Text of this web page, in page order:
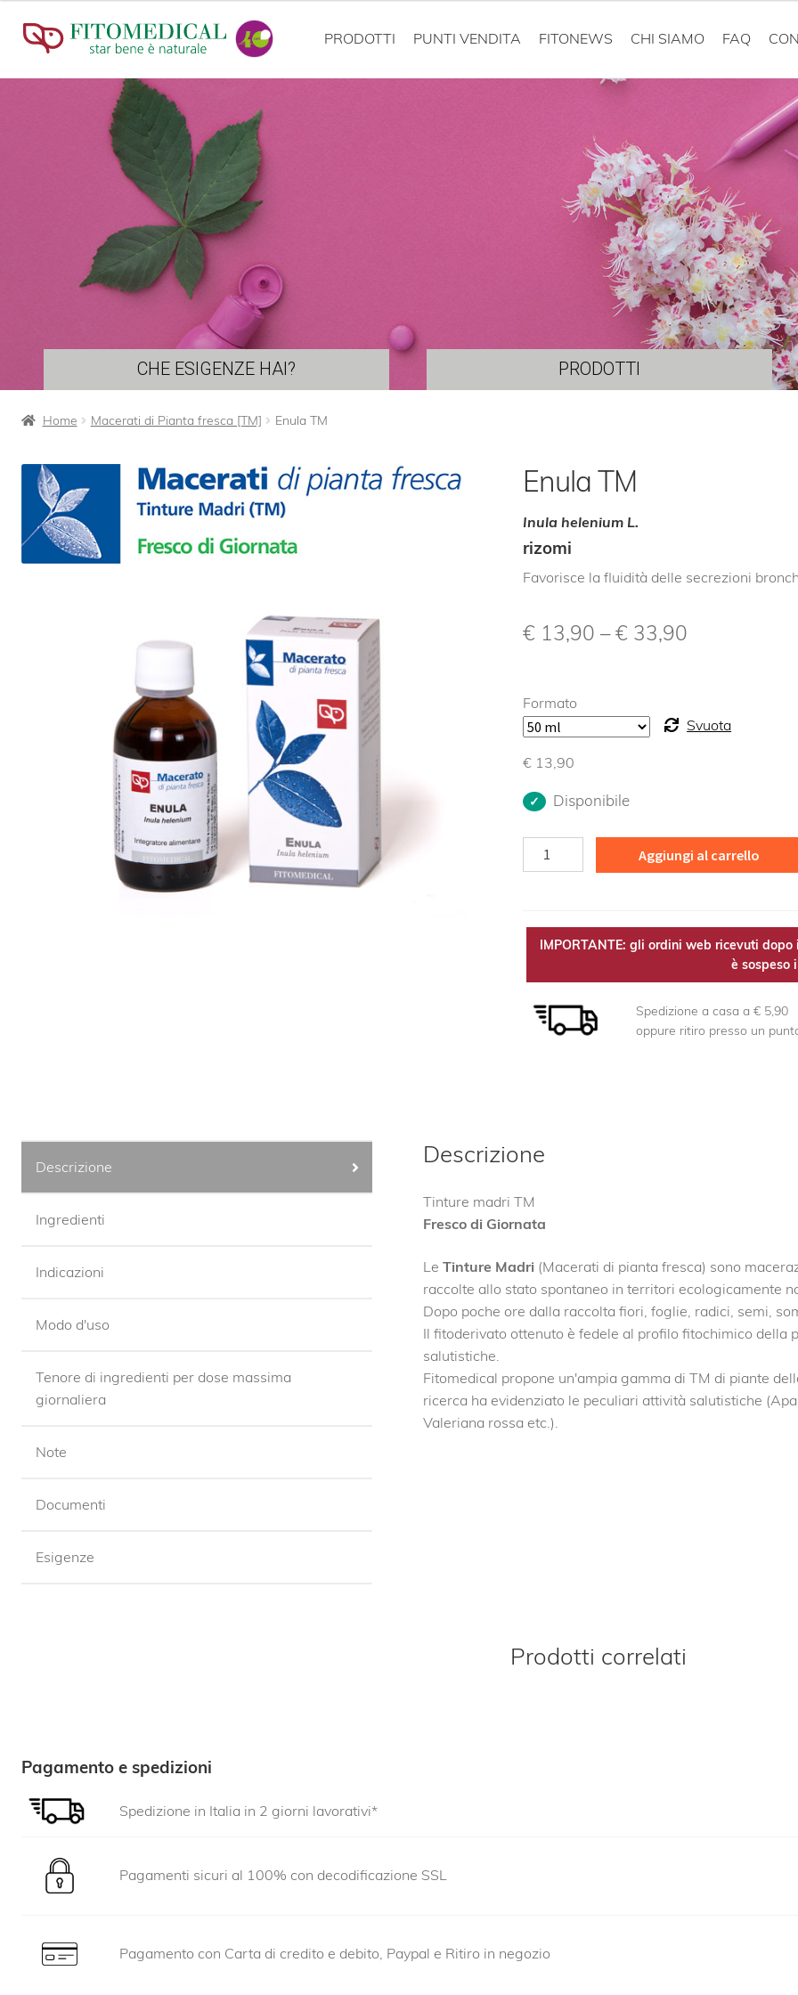
PRODOTTI PUNTI VENDITA FITONEWS CHI SIAMO FAQ
CHE ESIGENZE HAI? PRODOTTI
Home Macerati di Pianta fresca [TM] Enula TM
Enula TM
Inula helenium L.
rizomi
Favorisce la fluidità delle secrezioni
€ 13,90 –€ 33,90
Formato
Svuota
€ 13,90
Disponibile
Enula
TM
Aggiungi al carrello
IMPORTANTE: gli ordini web ricevuti
è sospeso
Spedizione a casa a € 5,90
oppure ritiro presso un
Descrizione
Ingredienti
Indicazioni
Modo d'uso
Tenore di ingredienti per dose massima
giornaliera
Note
Documenti
Esigenze
Descrizione
Tinture madri TM
Fresco di Giornata
Le Tinture Madri(Macerati di pianta fresca) sono
raccolte allo stato spontaneo in territori ecologicamente
Dopo poche ore dalla raccolta fiori, foglie, radici, semi,
Il fitoderivato ottenuto è fedele al profilo fitochimico
salutistiche.
Fitomedical propone un'ampia gamma di TM di piante
ricerca ha evidenziato le peculiari attività salutistiche
Valeriana rossa etc.).
Prodotti correlati
Pagamento e spedizioni
Spedizione in Italia in 2 giorni lavorativi*
Pagamenti sicuri al 100% con decodificazione SSL
Pagamento con Carta di credito e debito, Paypal e Ritiro in negozio